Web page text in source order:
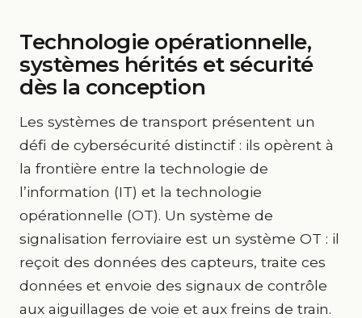
Technologie opérationnelle,
systèmes hérités et sécurité
dès la conception
Les systèmes de transport présentent un
défi de cybersécurité distinctif : ils opèrent à
la frontière entre la technologie de
l’information (IT) et la technologie
opérationnelle (OT). Un système de
signalisation ferroviaire est un système OT : il
reçoit des données des capteurs, traite ces
données et envoie des signaux de contrôle
aux aiguillages de voie et aux freins de train.